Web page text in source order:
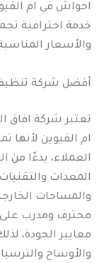
احواش في ام
خدمة احترافية
والأسعار
أفضل شركة
تعتبر شركة
ام القيوين لأنها
العملاء، بدءًا من
المعدات
والمساحات
محترف ومدرب على
معايير الجودة،
والأوساخ